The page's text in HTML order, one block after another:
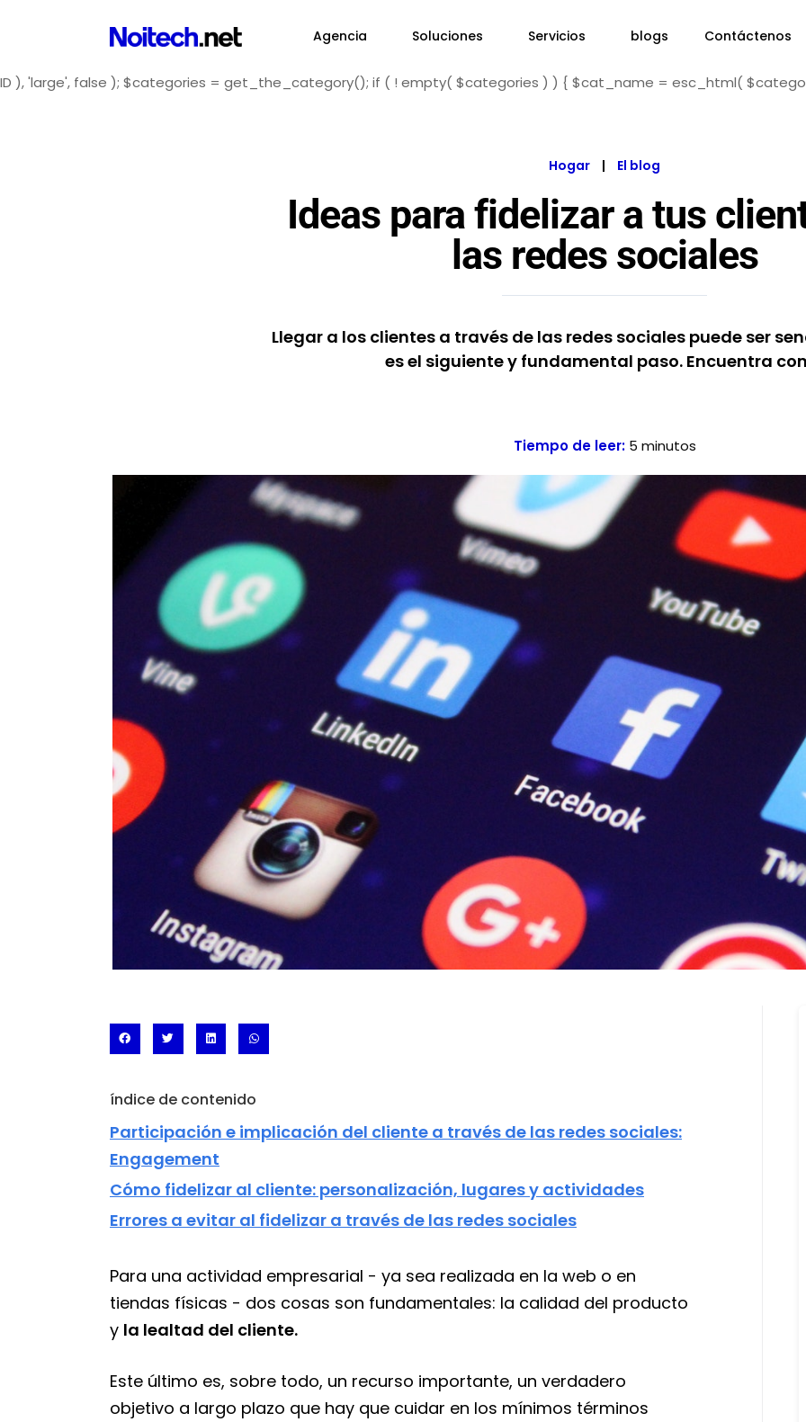
Agencia Soluciones Servicios blogs Contáctenos
ID ), 'large', false ); $categories = get_the_category(); if ( ! empty( $categories ) ) { $cat_name = esc_html(
Hogar | El blog
Ideas para fidelizar a tus
las redes sociales
Llegar a los clientes a través de las redes sociales puede ser
es el siguiente y fundamental paso. Encuentra
Tiempo de leer: 5 minutos
índice de contenido
Participación e implicación del cliente a través de las redes sociales:
Engagement
Cómo fidelizar al cliente: personalización, lugares y actividades
Errores a evitar al fidelizar a través de las redes sociales
Para una actividad empresarial - ya sea realizada en la web o en
tiendas físicas - dos cosas son fundamentales: la calidad del producto
y la lealtad del cliente.
Este último es, sobre todo, un recurso importante, un verdadero
objetivo a largo plazo que hay que cuidar en los mínimos términos